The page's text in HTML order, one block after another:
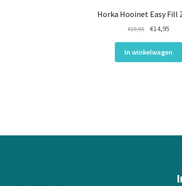
Horka Hooinet Easy Fill
€19,95
was:
€19,95.
€14,95
is:
In winkelwagen